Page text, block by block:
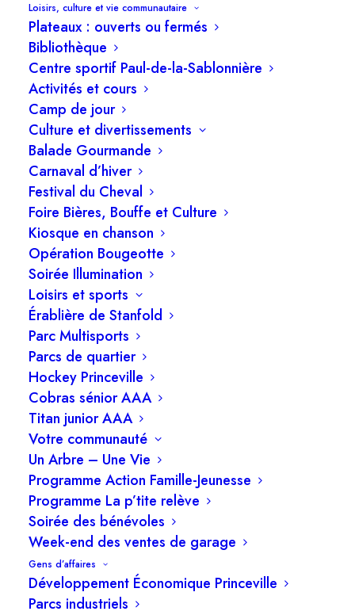
Loisirs, culture et vie communautaire
Plateaux : ouverts ou fermés
Bibliothèque
Centre sportif Paul-de-la-Sablonnière
Activités et cours
Camp de jour
Culture et divertissements
Balade Gourmande
Carnaval d’hiver
Festival du Cheval
Foire Bières, Bouffe et Culture
Kiosque en chanson
Opération Bougeotte
Soirée Illumination
Loisirs et sports
Érablière de Stanfold
Parc Multisports
Parcs de quartier
Hockey Princeville
Cobras sénior AAA
Titan junior AAA
Votre communauté
Un Arbre – Une Vie
Programme Action Famille-Jeunesse
Programme La p’tite relève
Soirée des bénévoles
Week-end des ventes de garage
Gens d’affaires
Développement Économique Princeville
Parcs industriels
l’hôtel de Ville.
Ordre du jour
1. Adoption de l’ordre du jour
2. Législation & Greffe
2.1. Approbation des procès-verbaux de la
séance ordinaire du 09 juin et de la séance
extraordinaire du 16 juin 2025
2.2 Règlement no 2025-PROJET concernant le
règlement général de la bibliothèque municipale
Madeleine-Bélanger – Avis de motion
2.3 Règlement no 2025-PROJET concernant le
règlement général de la bibliothèque municipale
Madeleine-Bélanger – Dépôt du projet de
règlement
3. Administration
3.1. Renouvellement – Assurances Cyber
Risques
3.2 Fonds régions et ruralité – Volet 4 –
Demande d’aide financière – Déclaration de
compétence pour la fourniture du SSIRÉ sur
l’ensemble du territoire